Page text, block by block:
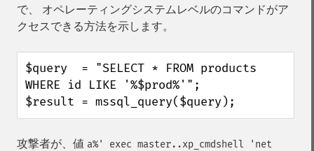
で、 オペレーティングシステムレベルのコマンドがア
クセスできる方法を示します。
$query  = "SELECT * FROM products
WHERE id LIKE '%$prod%'";
$result = mssql_query($query);
攻撃者が、値 a%' exec master..xp_cmdshell 'net